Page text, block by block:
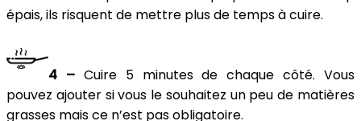
épais, ils risquent de mettre plus de temps à cuire.
4 –Cuire 5 minutes de chaque côté. Vous
pouvez ajouter si vous le souhaitez un peu de matières
grasses mais ce n’est pas obligatoire.